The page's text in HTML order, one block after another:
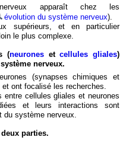
apparaît chez les
évolution du système nerveux).
supérieurs, et en particulier
le plus complexe.
(neuronesetcellules gliales)
nerveux.
(synapses chimiques et
ont focalisé les recherches.
cellules gliales et neurones
et leurs interactions sont
du système nerveux.
parties.